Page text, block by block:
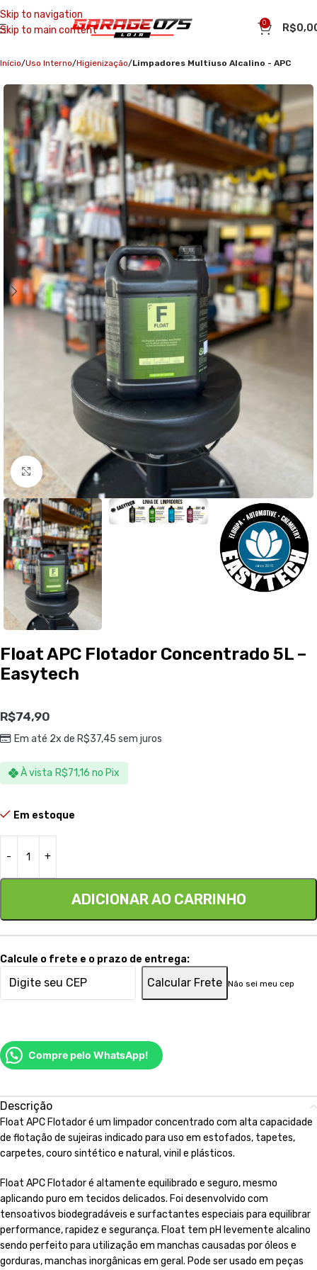
Skip to navigation
Skip to main content
0 R$
Início Uso Interno Higienização Limpadores Multiuso Alcalino - APC
Clique para ampliar
Float APC Flotador Concentrado 5L –
Easytech
R$74,90
Em até 2x de R$37,45 sem juros
À vista R$71,16 no Pix
Em estoque
ADICIONAR AO CARRINHO
Calcule o frete e o prazo de entrega:
Calcular Frete Não sei meu cep
Compre pelo WhatsApp!
Descrição
Float APC Flotador é um limpador concentrado com alta capacidade
de flotação de sujeiras indicado para uso em estofados, tapetes,
carpetes, couro sintético e natural, vinil e plásticos.
Float APC Flotador é altamente equilibrado e seguro, mesmo
aplicando puro em tecidos delicados. Foi desenvolvido com
tensoativos biodegradáveis e surfactantes especiais para equilibrar
performance, rapidez e segurança. Float tem pH levemente alcalino
sendo perfeito para utilização em manchas causadas por óleos e
gorduras, manchas inorgânicas em geral. Pode ser usado em peças